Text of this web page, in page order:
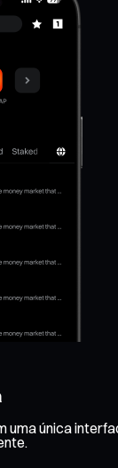
uma única